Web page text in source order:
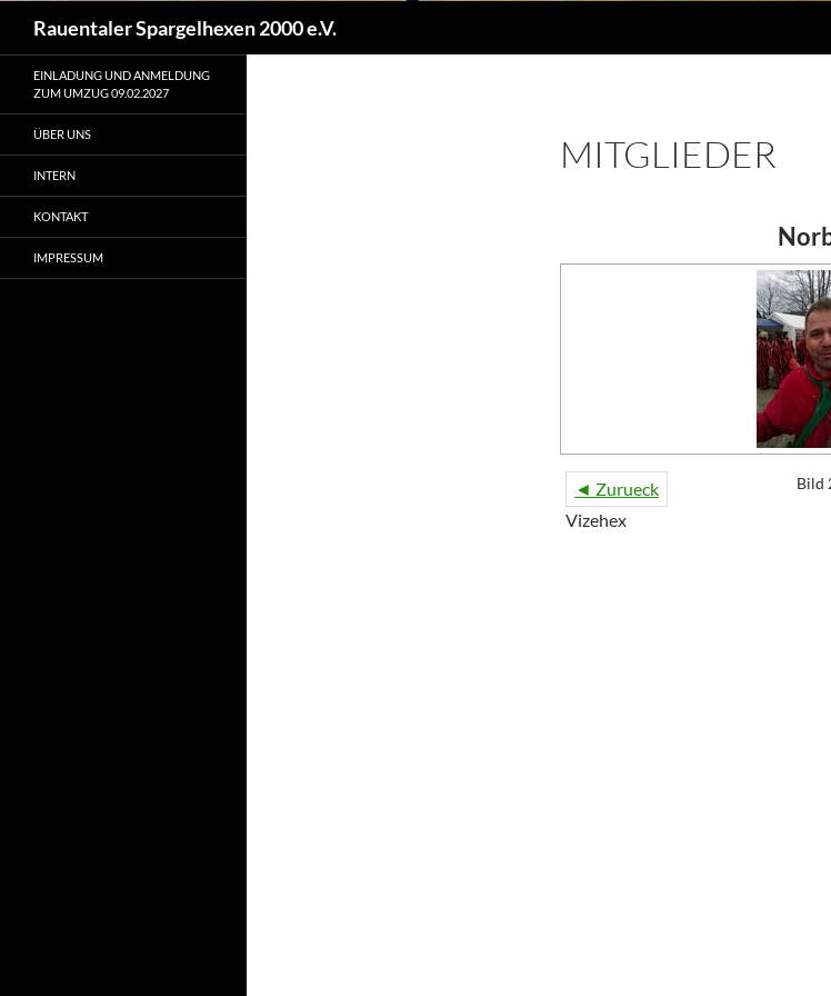
Rauentaler Spargelhexen 2000 e.V.
MITGLIEDER
◄ Zurueck Bild
Vizehex
EINLADUNG UND ANMELDUNG
ZUM UMZUG 09.02.2027
ÜBER UNS
INTERN
KONTAKT
IMPRESSUM